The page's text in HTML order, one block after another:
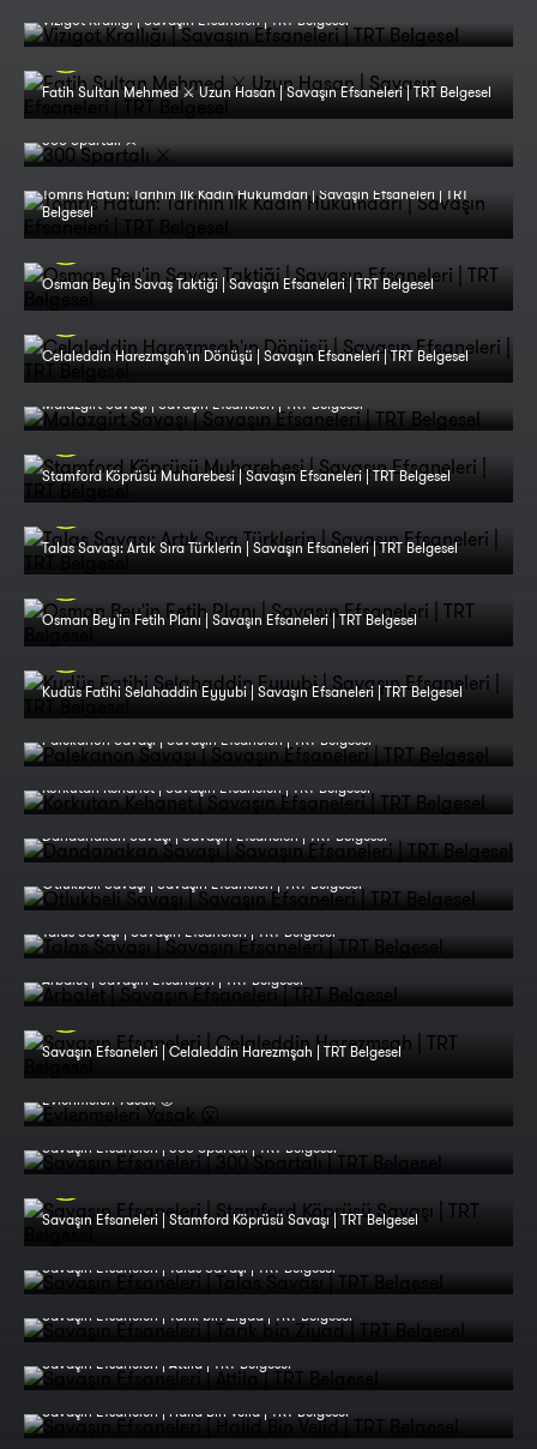
Vizigot Krallığı | Savaşın Efsaneleri | TRT Belgesel
Fatih Sultan Mehmed ⚔️ Uzun Hasan | Savaşın Efsaneleri | TRT Belgesel
300 Spartalı ⚔️
Tomris Hatun: Tarihin İlk Kadın Hükümdarı | Savaşın Efsaneleri | TRT
Belgesel
Osman Bey'in Savaş Taktiği | Savaşın Efsaneleri | TRT Belgesel
Celaleddin Harezmşah'ın Dönüşü | Savaşın Efsaneleri | TRT Belgesel
Malazgirt Savaşı | Savaşın Efsaneleri | TRT Belgesel
Stamford Köprüsü Muharebesi | Savaşın Efsaneleri | TRT Belgesel
Talas Savaşı: Artık Sıra Türklerin | Savaşın Efsaneleri | TRT Belgesel
Osman Bey'in Fetih Planı | Savaşın Efsaneleri | TRT Belgesel
Kudüs Fatihi Selahaddin Eyyubi | Savaşın Efsaneleri | TRT Belgesel
Palekanon Savaşı | Savaşın Efsaneleri | TRT Belgesel
Korkutan Kehanet | Savaşın Efsaneleri | TRT Belgesel
Dandanakan Savaşı | Savaşın Efsaneleri | TRT Belgesel
Otlukbeli Savaşı | Savaşın Efsaneleri | TRT Belgesel
Talas Savaşı | Savaşın Efsaneleri | TRT Belgesel
Arbalet | Savaşın Efsaneleri | TRT Belgesel
Savaşın Efsaneleri | Celaleddin Harezmşah | TRT Belgesel
Evlenmeleri Yasak 😮
Savaşın Efsaneleri | 300 Spartalı | TRT Belgesel
Savaşın Efsaneleri | Stamford Köprüsü Savaşı | TRT Belgesel
Savaşın Efsaneleri | Talas Savaşı | TRT Belgesel
Savaşın Efsaneleri | Tarık bin Ziyad | TRT Belgesel
Savaşın Efsaneleri | Attila | TRT Belgesel
Savaşın Efsaneleri | Halid Bin Velid | TRT Belgesel